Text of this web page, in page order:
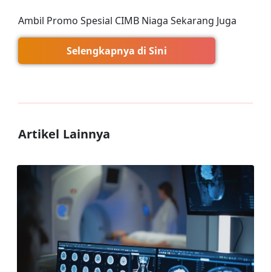
Ambil Promo Spesial CIMB Niaga Sekarang Juga
Selengkapnya di Sini
Artikel Lainnya